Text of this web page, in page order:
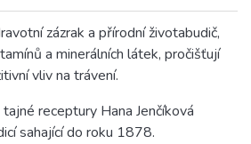
zázrak a přírodní životabudič,
a minerálních látek, pročišťují
vliv na trávení.
receptury Hana Jenčíková
sahající do roku 1878.